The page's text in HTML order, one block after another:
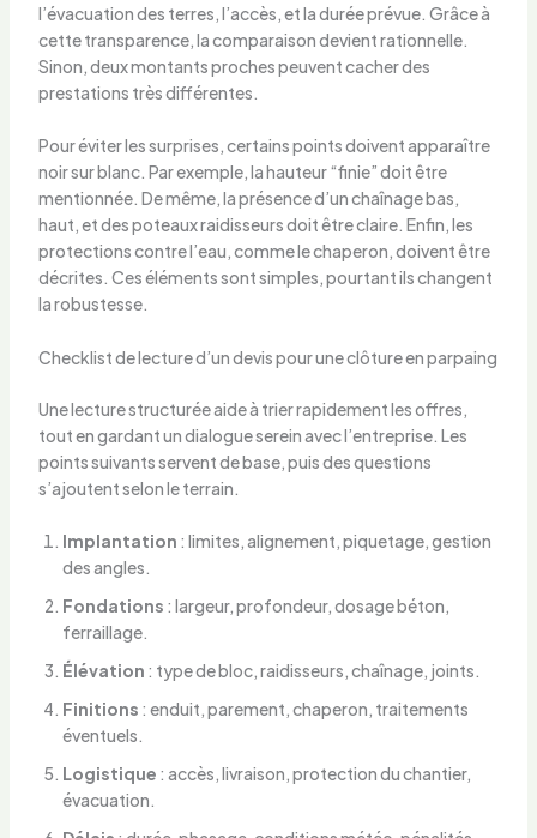
l’évacuation des terres, l’accès, et la durée prévue. Grâce à
cette transparence, la comparaison devient rationnelle.
Sinon, deux montants proches peuvent cacher des
prestations très différentes.
Pour éviter les surprises, certains points doivent apparaître
noir sur blanc. Par exemple, la hauteur “finie” doit être
mentionnée. De même, la présence d’un chaînage bas,
haut, et des poteaux raidisseurs doit être claire. Enfin, les
protections contre l’eau, comme le chaperon, doivent être
décrites. Ces éléments sont simples, pourtant ils changent
la robustesse.
Checklist de lecture d’un devis pour une clôture en parpaing
Une lecture structurée aide à trier rapidement les offres,
tout en gardant un dialogue serein avec l’entreprise. Les
points suivants servent de base, puis des questions
s’ajoutent selon le terrain.
Implantation : limites, alignement, piquetage, gestion
des angles.
Fondations : largeur, profondeur, dosage béton,
ferraillage.
Élévation : type de bloc, raidisseurs, chaînage, joints.
Finitions : enduit, parement, chaperon, traitements
éventuels.
Logistique : accès, livraison, protection du chantier,
évacuation.